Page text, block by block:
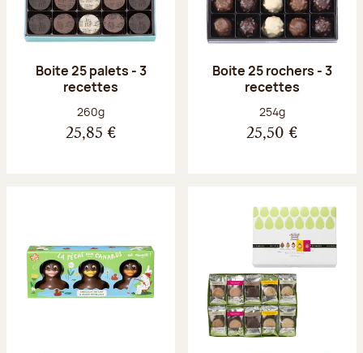
Boite 25 palets - 3
recettes
Poids net :
260g
25,85 €
Boite 25 rochers - 3
recettes
Poids net :
254g
25,50 €